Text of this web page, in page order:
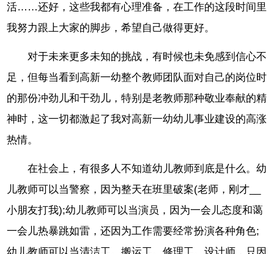
活……还好，这些我都有心理准备，在工作的这段时间里
我努力跟上大家的脚步，希望自己做得更好。
对于未来更多未知的挑战，有时候也未免感到信心不
足，但每当看到高新一幼整个教师团队面对自己的岗位时
的那份冲劲儿和干劲儿，特别是老教师那种敬业奉献的精
神时，这一切都激起了我对高新一幼幼儿事业建设的高涨
热情。
在社会上，有很多人不知道幼儿教师到底是什么。幼
儿教师可以当警察，因为整天在班里破案(老师，刚才__
小朋友打我);幼儿教师可以当演员，因为一会儿态度和蔼
一会儿热暴跳如雷，还因为工作需要经常扮演各种角色;